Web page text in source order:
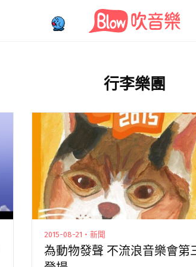
行李樂團
2015-08-21・新聞
為動物發聲 不流浪音樂會第